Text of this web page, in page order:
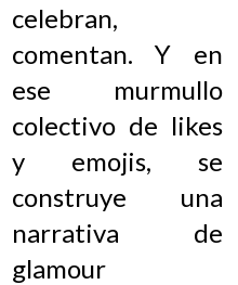
celebran,
comentan. Y en
ese murmullo
colectivo de likes
y emojis, se
construye una
narrativa de
glamour